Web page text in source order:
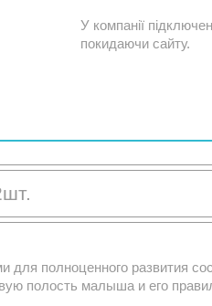
У компанії
покидаючи сайту.
для полноценного развития
полость малыша и его